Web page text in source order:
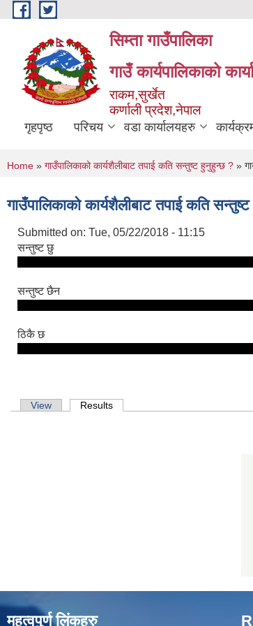
Skip to main content
सिम्ता गाउँपालिका
गाउँ कार्यपालिकाको
राकम,सुर्खेत
कर्णाली प्रदेश,नेपाल
गृहपृष्ठ परिचय वडा कार्यालयहरु
You are here
Home » गाउँपालिकाको कार्यशैलीबाट तपाई कति सन्तुष्ट हुनुहुन्छ ? »
गाउँपालिकाको कार्यशैलीबाट तपाई कति
Submitted on: Tue, 05/22/2018 - 11:15
सन्तुष्ट छु
सन्तुष्ट छैन
ठिकै छ
Primary tabs
View Results
महत्वपुर्ण लिंकहरु